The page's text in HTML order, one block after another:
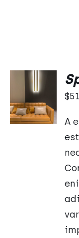
DODAJ
DO
KOSZYKA
/
SZCZEGÓŁY
$
A